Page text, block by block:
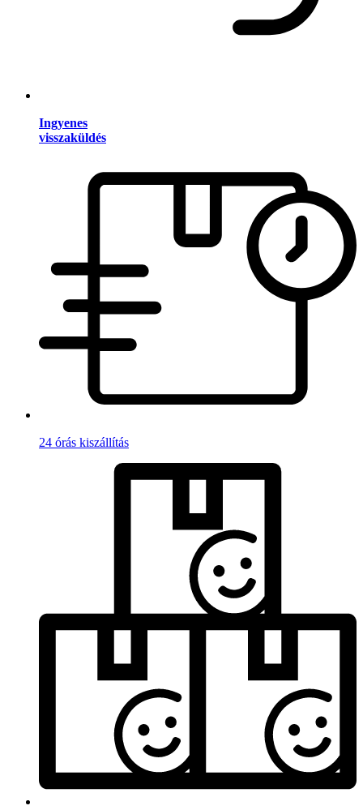
Ingyenes
visszaküldés
24 órás kiszállítás